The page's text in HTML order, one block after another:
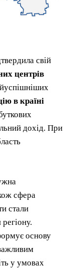
свій
центрів
в країні
дохід. При
сферa
стали
основу
у умовах